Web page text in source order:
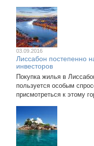
03.09.2016
Лиссабон постепенно
инвесторов
Покупка жилья в
пользуется особым
присмотреться к этому